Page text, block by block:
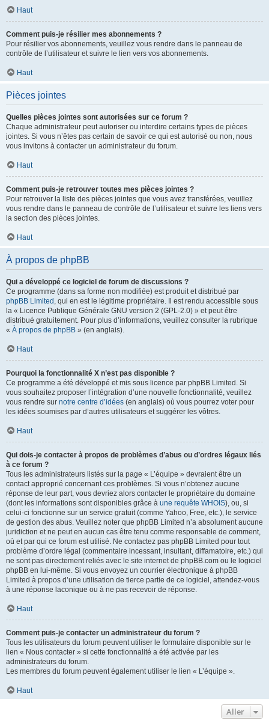
Haut
Comment puis-je résilier mes abonnements ?
Pour résilier vos abonnements, veuillez vous rendre dans le panneau de
contrôle de l’utilisateur et suivre le lien vers vos abonnements.
Haut
Pièces jointes
Quelles pièces jointes sont autorisées sur ce forum ?
Chaque administrateur peut autoriser ou interdire certains types de pièces
jointes. Si vous n’êtes pas certain de savoir ce qui est autorisé ou non, nous
vous invitons à contacter un administrateur du forum.
Haut
Comment puis-je retrouver toutes mes pièces jointes ?
Pour retrouver la liste des pièces jointes que vous avez transférées, veuillez
vous rendre dans le panneau de contrôle de l’utilisateur et suivre les liens vers
la section des pièces jointes.
Haut
À propos de phpBB
Qui a développé ce logiciel de forum de discussions ?
Ce programme (dans sa forme non modifiée) est produit et distribué par
phpBB Limited , qui en est le légitime propriétaire. Il est rendu accessible sous
la « Licence Publique Générale GNU version 2 (GPL-2.0) » et peut être
distribué gratuitement. Pour plus d’informations, veuillez consulter la rubrique
« À propos de phpBB » (en anglais).
Haut
Pourquoi la fonctionnalité X n’est pas disponible ?
Ce programme a été développé et mis sous licence par phpBB Limited. Si
vous souhaitez proposer l’intégration d’une nouvelle fonctionnalité, veuillez
vous rendre sur notre centre d’idées (en anglais) où vous pourrez voter pour
les idées soumises par d’autres utilisateurs et suggérer les vôtres.
Haut
Qui dois-je contacter à propos de problèmes d’abus ou d’ordres légaux liés
à ce forum ?
Tous les administrateurs listés sur la page « L’équipe » devraient être un
contact approprié concernant ces problèmes. Si vous n’obtenez aucune
réponse de leur part, vous devriez alors contacter le propriétaire du domaine
(dont les informations sont disponibles grâce à une requête WHOIS), ou, si
celui-ci fonctionne sur un service gratuit (comme Yahoo, Free, etc.), le service
de gestion des abus. Veuillez noter que phpBB Limited n’a absolument aucune
juridiction et ne peut en aucun cas être tenu comme responsable de comment,
où et par qui ce forum est utilisé. Ne contactez pas phpBB Limited pour tout
problème d’ordre légal (commentaire incessant, insultant, diffamatoire, etc.) qui
ne sont pas directement reliés avec le site internet de phpBB.com ou le logiciel
phpBB en lui-même. Si vous envoyez un courrier électronique à phpBB
Limited à propos d’une utilisation de tierce partie de ce logiciel, attendez-vous
à une réponse laconique ou à ne pas recevoir de réponse.
Haut
Comment puis-je contacter un administrateur du forum ?
Tous les utilisateurs du forum peuvent utiliser le formulaire disponible sur le
lien « Nous contacter » si cette fonctionnalité a été activée par les
administrateurs du forum.
Les membres du forum peuvent également utiliser le lien « L’équipe ».
Haut
Aller